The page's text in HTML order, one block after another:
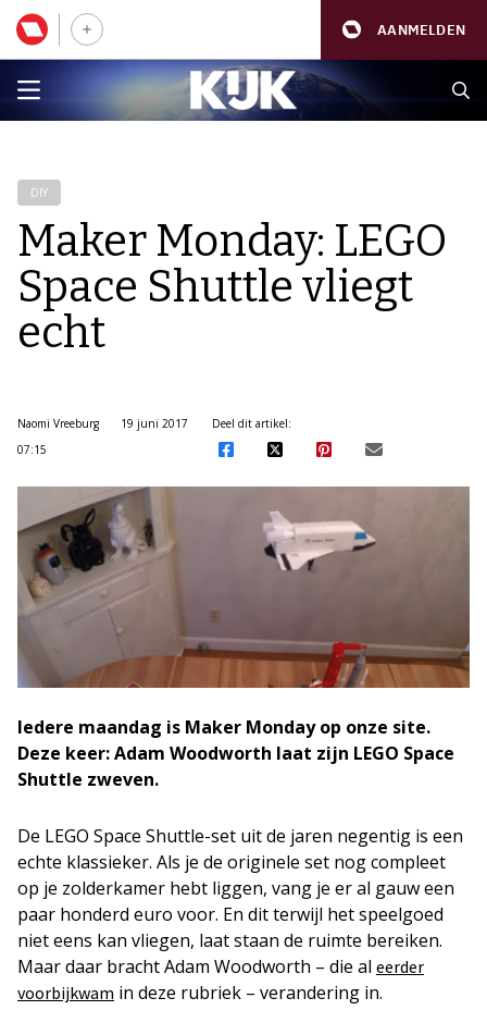
AANMELDEN
DIY
Maker Monday: LEGO
Space Shuttle vliegt
echt
Naomi Vreeburg
19 juni 2017
07:15
Deel dit artikel:
Iedere maandag is Maker Monday op onze site.
Deze keer: Adam Woodworth laat zijn LEGO Space
Shuttle zweven.
De LEGO Space Shuttle-set uit de jaren negentig is een
echte klassieker. Als je de originele set nog compleet
op je zolderkamer hebt liggen, vang je er al gauw een
paar honderd euro voor. En dit terwijl het speelgoed
niet eens kan vliegen, laat staan de ruimte bereiken.
Maar daar bracht Adam Woodworth – die al eerder
voorbijkwam in deze rubriek – verandering in.